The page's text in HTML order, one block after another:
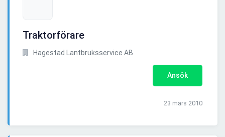
Traktorförare
Hagestad Lantbruksservice AB
Ansök
23 mars 2010